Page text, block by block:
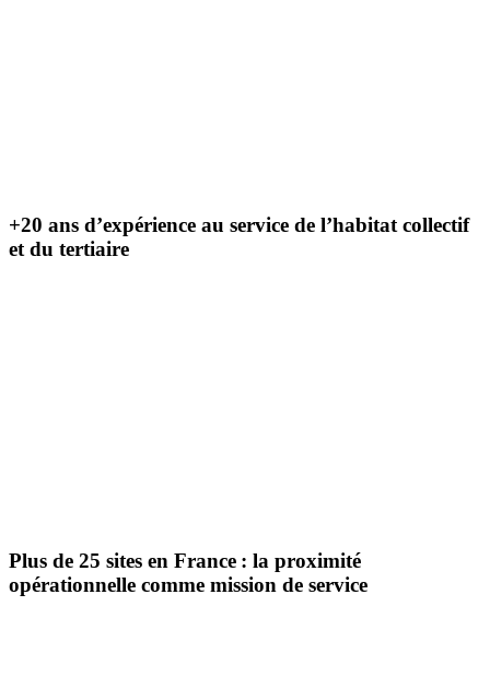
+20 ans d’expérience au service de l’habitat collectif
et du tertiaire
Plus de 25 sites en France : la proximité
opérationnelle comme mission de service